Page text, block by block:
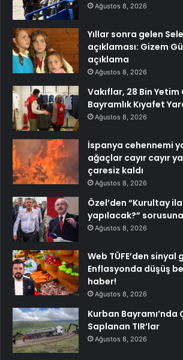
Ağustos 8, 2026
Yıllar sonra gelen
açıklaması: Gizem
açıklama
Ağustos 8, 2026
Vakıflar, 28 Bin
Bayramlık Kıyafet
Ağustos 8, 2026
İspanya cehennemi
ağaçlar cayır cayır
çaresiz kaldı
Ağustos 8, 2026
Özel’den “Kurultay
yapılacak?”
Ağustos 8, 2026
Web TÜFE’den sinyal
Enflasyonda düşüş
haber!
Ağustos 8, 2026
Kurban Bayramı’nda
Saplanan TIR’lar
Ağustos 8, 2026